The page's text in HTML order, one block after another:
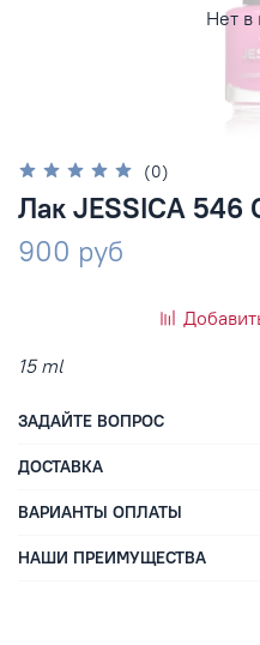
Нет в
(0)
Лак JESSICA 546
900 руб
ЗАДАЙТЕ ВОПРОС
ДОСТАВКА
ВАРИАНТЫ ОПЛАТЫ
НАШИ ПРЕИМУЩЕСТВА
15 ml